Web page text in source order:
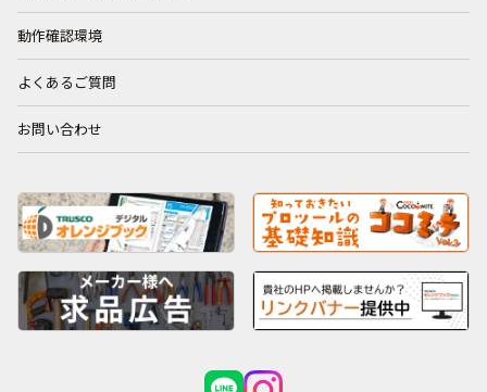
動作確認環境
よくあるご質問
お問い合わせ